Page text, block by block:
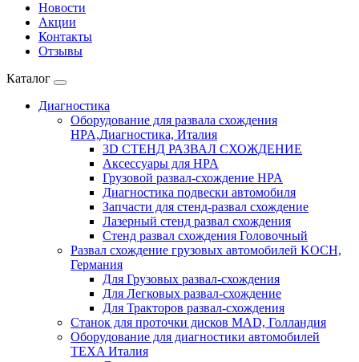
Новости
Акции
Контакты
Отзывы
Каталог
Диагностика
Оборудование для развала схождения
HPA,Диагностика, Италия
3D СТЕНД РАЗВАЛ СХОЖДЕНИЕ
Аксессуары для HPA
Грузовой развал-схождение HPA
Диагностика подвески автомобиля
Запчасти для стенд-развал схождение
Лазерный стенд развал схождения
Стенд развал схождения Головочный
Развал схождение грузовых автомобилей KOCH,
Германия
Для Грузовых развал-схождения
Для Легковых развал-схождение
Для Тракторов развал-схождения
Станок для проточки дисков MAD, Голландия
Оборудование для диагностики автомобилей
TEXA Италия